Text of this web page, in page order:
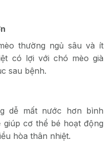
thường ngủ sâu và ít
có lợi với chó mèo già
sau bệnh.
dễ mất nước hơn bình
giúp cơ thể bé hoạt động
hòa thân nhiệt.